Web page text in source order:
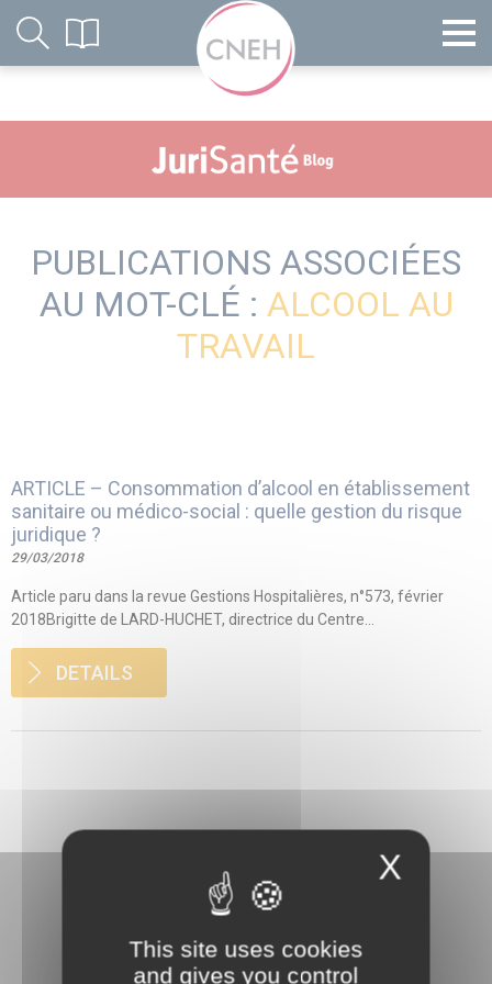
PUBLICATIONS ASSOCIÉES
AU MOT-CLÉ : ALCOOL AU
TRAVAIL
ARTICLE – Consommation d’alcool en établissement
sanitaire ou médico-social : quelle gestion du risque
juridique ?
29/03/2018
Article paru dans la revue Gestions Hospitalières, n°573, février
2018Brigitte de LARD-HUCHET, directrice du Centre...
DETAILS
X
This site uses cookies
and gives you control